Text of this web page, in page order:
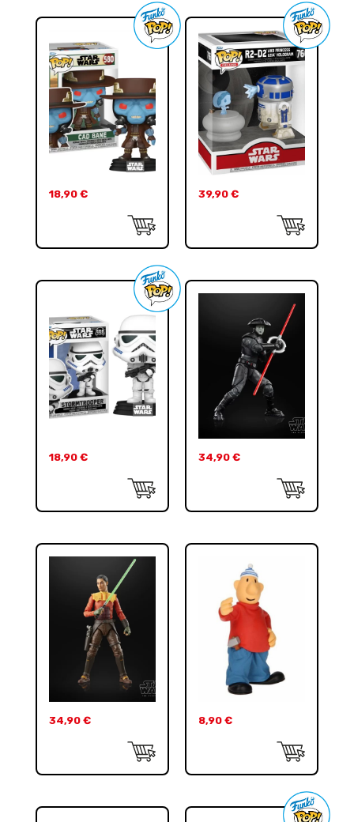
18,90 € 39,90 €
18,90 € 34,90 €
34,90 € 8,90 €